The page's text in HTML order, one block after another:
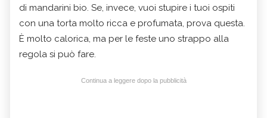
di mandarini bio. Se, invece, vuoi stupire i tuoi ospiti
con una torta molto ricca e profumata, prova questa.
È molto calorica, ma per le feste uno strappo alla
regola si può fare.
Continua a leggere dopo la pubblicità